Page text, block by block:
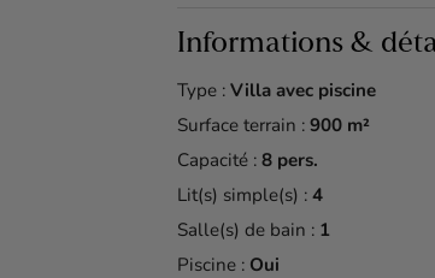
Informations &
Type : Villa avec piscine
Surface terrain : 900 m²
Capacité : 8 pers.
Lit(s) simple(s) : 4
Salle(s) de bain : 1
Piscine : Oui